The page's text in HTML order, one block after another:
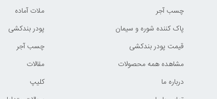
چسب آجر
پاک کننده شوره و سیمان
قیمت پودر بندکشی
مشاهده همه محصولات
درباره ما
ملات آماده
پودر بندکشی
چسب آجر
مقالات
کليپ